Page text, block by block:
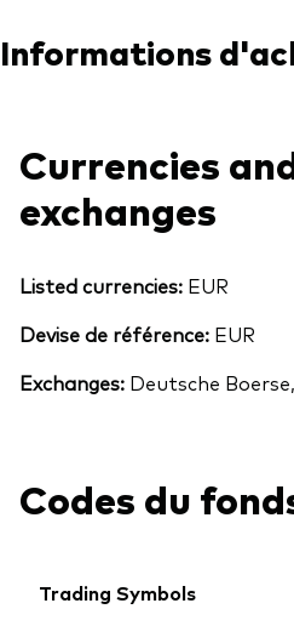
Informations
Currencies
exchanges
Listed currencies: EUR
Devise de référence: EUR
Exchanges: Deutsche
Codes du
Trading Symbols